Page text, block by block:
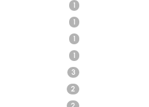
1
1
1
1
3
2